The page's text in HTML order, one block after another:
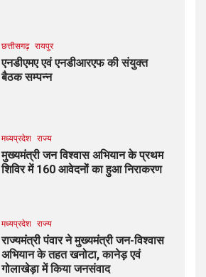
छत्तीसगढ़ रायपुर
एनडीएमए एवं एनडीआरएफ की संयुक्त
बैठक सम्पन्न
मध्यप्रदेश राज्य
मुख्यमंत्री जन विश्वास अभियान के प्रथम
शिविर में 160 आवेदनों का हुआ निराकरण
मध्यप्रदेश राज्य
राज्यमंत्री पंवार ने मुख्यमंत्री जन-विश्वास
अभियान के तहत खनोटा, कानेड़ एवं
गोलाखेड़ा में किया जनसंवाद